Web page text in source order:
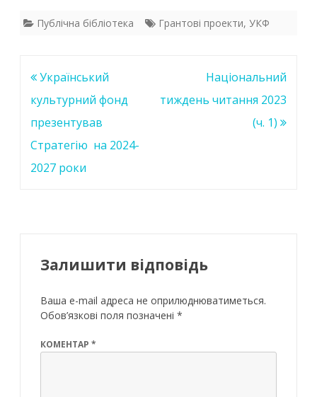
e
o
o
k
ittat
A
p
k
Публічна бібліотека Грантові проекти, УКФ
Навігація
записів
Український
культурний фонд
презентував
Стратегію на 2024-
2027 роки
Національний
тиждень читання 2023
(ч. 1)
Залишити відповідь
Ваша e-mail адреса не оприлюднюватиметься.
Обов’язкові поля позначені *
КОМЕНТАР *